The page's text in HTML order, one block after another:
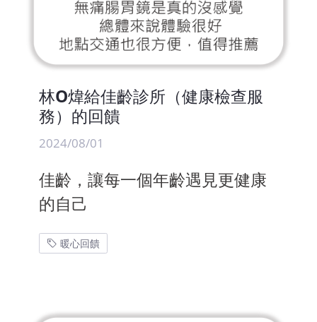
林O煒給佳齡診所（健康檢查服
務）的回饋
2024/08/01
佳齡，讓每一個年齡遇見更健康
的自己
暖心回饋